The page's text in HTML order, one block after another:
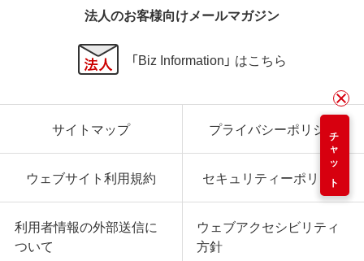
チャット
法人のお客様向けメールマガジン
「Biz Information」 はこちら
サイトマップ プライバシーポリシー
ウェブサイト利用規約 セキュリティーポリシー
利用者情報の外部送信に
ついて
ウェブアクセシビリティ
方針